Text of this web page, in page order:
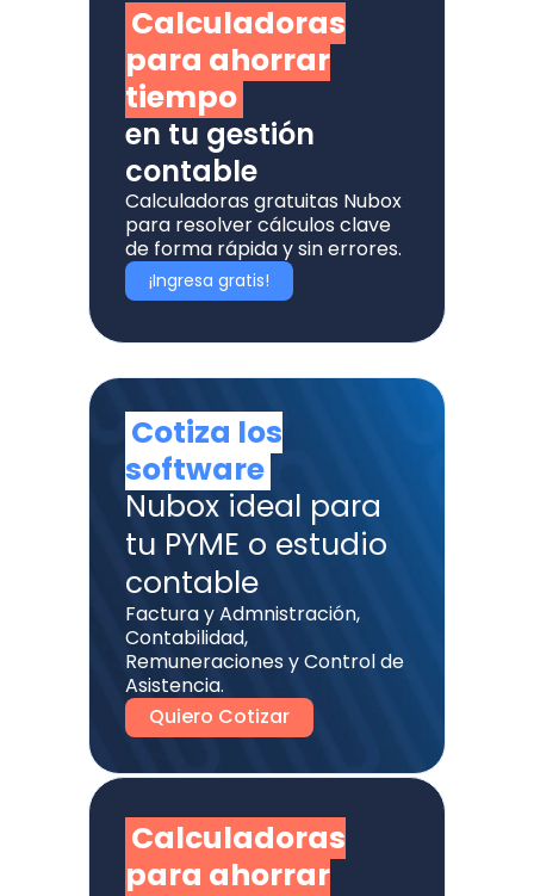
Calculadoras
para ahorrar
tiempo
en tu gestión
contable
Calculadoras gratuitas Nubox
para resolver cálculos clave
de forma rápida y sin errores.
¡Ingresa gratis!
Calculadoras
para ahorrar
Cotiza los
software
Nubox ideal para
tu PYME o estudio
contable
Factura y Admnistración,
Contabilidad,
Remuneraciones y Control de
Asistencia.
Quiero Cotizar